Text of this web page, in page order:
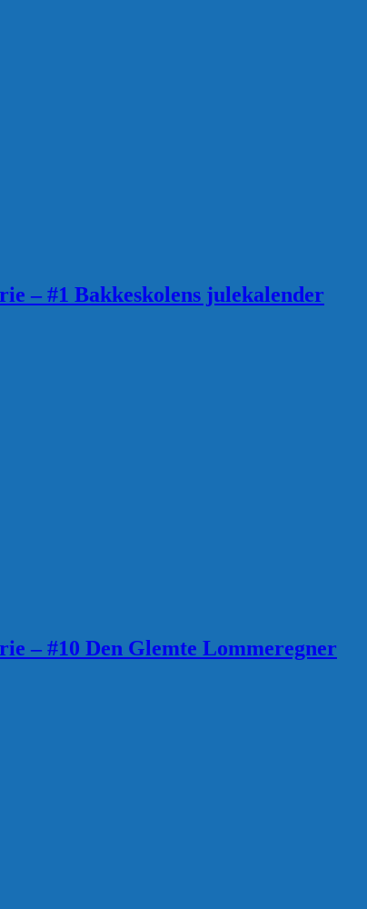
– #1 Bakkeskolens julekalender
– #10 Den Glemte Lommeregner